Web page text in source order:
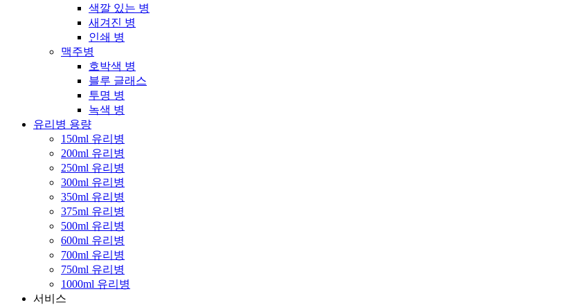
색깔 있는 병
새겨진 병
인쇄 병
맥주병
호박색 병
블루 글래스
투명 병
녹색 병
유리병 용량
150ml 유리병
200ml 유리병
250ml 유리병
300ml 유리병
350ml 유리병
375ml 유리병
500ml 유리병
600ml 유리병
700ml 유리병
750ml 유리병
1000ml 유리병
서비스